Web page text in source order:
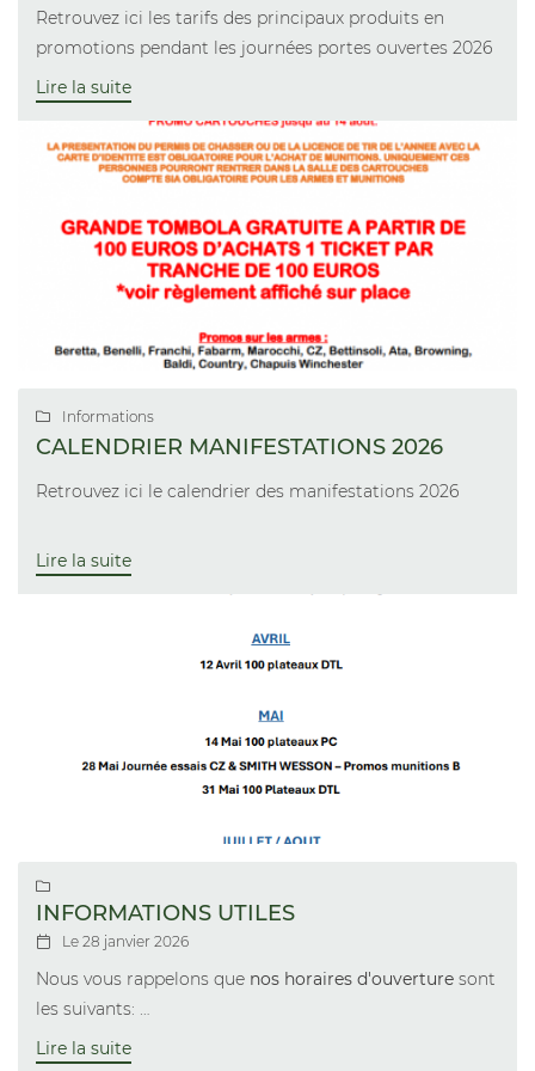
Retrouvez ici les tarifs des principaux produits en
promotions pendant les journées portes ouvertes 2026
Lire la suite
 Informations
CALENDRIER MANIFESTATIONS 2026
Retrouvez ici le calendrier des manifestations 2026
Lire la suite

INFORMATIONS UTILES
 Le 28 janvier 2026
Nous vous rappelons que nos horaires d'ouverture sont
les suivants:
Lundi 14h30 - 19h30
Lire la suite